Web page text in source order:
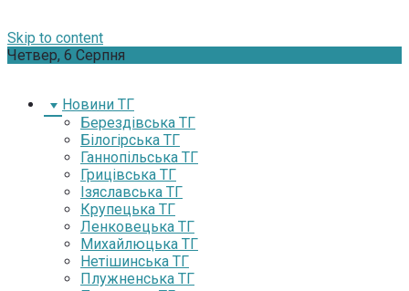
Skip to content
Четвер, 6 Серпня
Новини ТГ
Берездівська ТГ
Білогірська ТГ
Ганнопільська ТГ
Грицівська ТГ
Ізяславська ТГ
Крупецька ТГ
Ленковецька ТГ
Михайлюцька ТГ
Нетішинська ТГ
Плужненська ТГ